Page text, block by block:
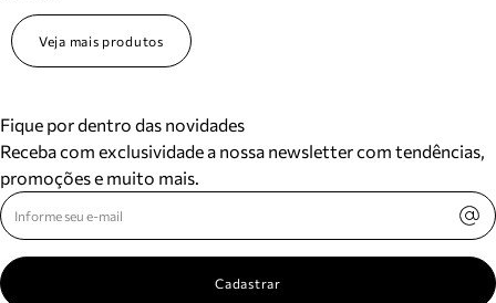
Veja mais produtos
Fique por dentro das novidades
Receba com exclusividade a nossa newsletter com tendências,
promoções e muito mais.
Cadastrar